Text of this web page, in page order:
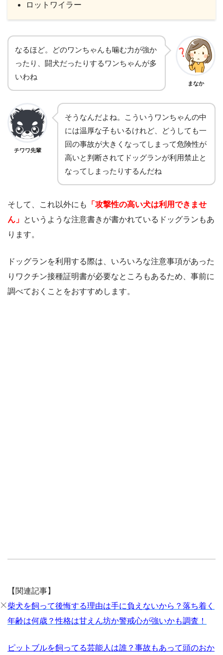
ロットワイラー
なるほど。どのワンちゃんも噛む力が強か
ったり、闘犬だったりするワンちゃんが多
いわね
まなか
チワワ先輩
そうなんだよね。こういうワンちゃんの中
には温厚な子もいるけれど、どうしても一
回の事故が大きくなってしまって危険性が
高いと判断されてドッグランが利用禁止と
なってしまったりするんだね
そして、これ以外にも
「攻撃性の高い犬は利用できませ
ん」 というような注意書きが書かれているドッグランもあ
ります。
ドッグランを利用する際は、いろいろな注意事項があった
りワクチン接種証明書が必要なところもあるため、事前に
調べておくことをおすすめします。
【関連記事】
柴犬を飼って後悔する理由は手に負えないから？落ち着く
年齢は何歳？性格は甘えん坊か警戒心が強いかも調査！
ピットブルを飼ってる芸能人は誰？事故もあって頭のおか